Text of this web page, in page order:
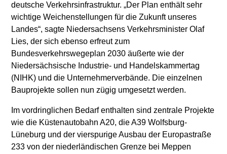
deutsche Verkehrsinfrastruktur. „Der Plan enthält sehr
wichtige Weichenstellungen für die Zukunft unseres
Landes“, sagte Niedersachsens Verkehrsminister Olaf
Lies, der sich ebenso erfreut zum
Bundesverkehrswegeplan 2030 äußerte wie der
Niedersächsische Industrie- und Handelskammertag
(NIHK) und die Unternehmerverbände. Die einzelnen
Bauprojekte sollen nun zügig umgesetzt werden.
Im vordringlichen Bedarf enthalten sind zentrale Projekte
wie die Küstenautobahn A20, die A39 Wolfsburg-
Lüneburg und der vierspurige Ausbau der Europastraße
233 von der niederländischen Grenze bei Meppen